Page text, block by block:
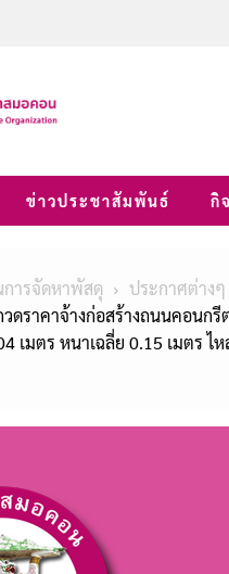
ข่าวประชาสัมพันธ์ กิ
ารจัดหาพัสดุ
ประกาศต่าง
ดราคาจ้างก่อสร้างถนนคอนก
เมตร หนาเฉลี่ย 0.15 เมตร